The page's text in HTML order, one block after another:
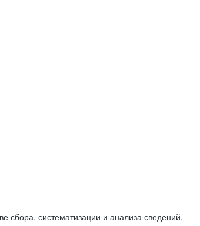
систематизации и анализа сведений,